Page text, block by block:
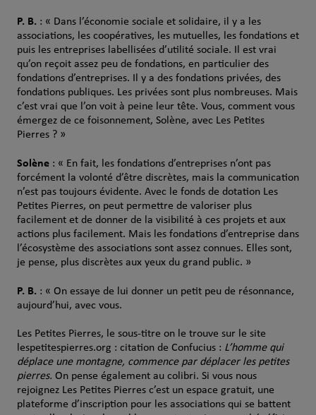
P. B. : « Dans l’économie sociale et solidaire, il y a les
associations, les coopératives, les mutuelles, les fondations et
puis les entreprises labellisées d’utilité sociale. Il est vrai
qu’on reçoit assez peu de fondations, en particulier des
fondations d’entreprises. Il y a des fondations privées, des
fondations publiques. Les privées sont plus nombreuses. Mais
c’est vrai que l’on voit à peine leur tête. Vous, comment vous
émergez de ce foisonnement, Solène, avec Les Petites
Pierres ? »
Solène: « En fait, les fondations d’entreprises n’ont pas
forcément la volonté d’être discrètes, mais la communication
n’est pas toujours évidente. Avec le fonds de dotation Les
Petites Pierres, on peut permettre de valoriser plus
facilement et de donner de la visibilité à ces projets et aux
actions plus facilement. Mais les fondations d’entreprise dans
l’écosystème des associations sont assez connues. Elles sont,
je pense, plus discrètes aux yeux du grand public. »
P. B. : « On essaye de lui donner un petit peu de résonnance,
aujourd’hui, avec vous.
Les Petites Pierres, le sous-titre on le trouve sur le site
lespetitespierres.org : citation de Confucius : L’homme qui
déplace une montagne, commence par déplacer les petites
pierres. On pense également au colibri. Si vous nous
rejoignez Les Petites Pierres c’est un espace gratuit, une
plateforme d’inscription pour les associations qui se battent